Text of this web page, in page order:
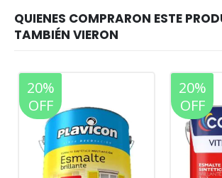
20%
OFF
20%
OFF